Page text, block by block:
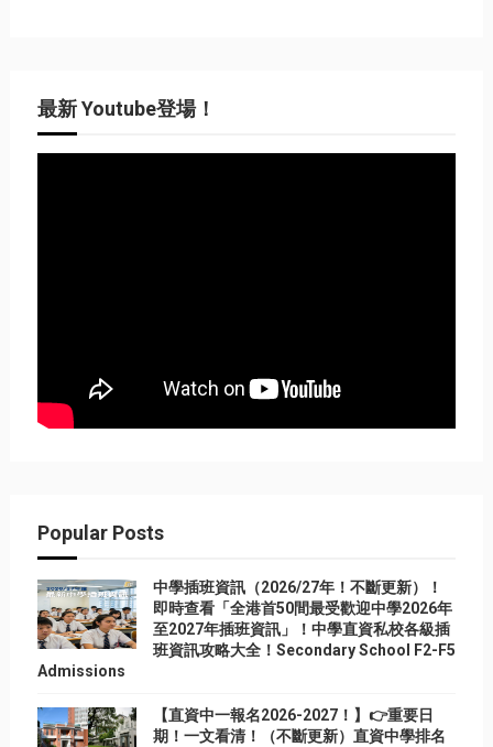
最新 Youtube登場！
Popular Posts
中學插班資訊（2026/27年！不斷更新）！
即時查看「全港首50間最受歡迎中學2026年
至2027年插班資訊」！中學直資私校各級插
班資訊攻略大全！Secondary School F2-F5
Admissions
【直資中一報名2026-2027！】👉重要日
期！一文看清！（不斷更新）直資中學排名